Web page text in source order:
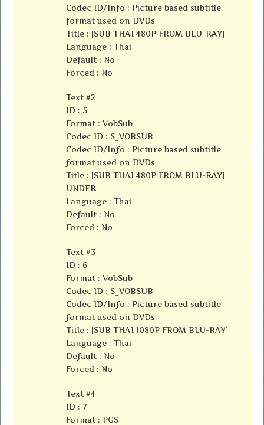
Codec ID/Info : Picture based subtitle
format used on DVDs
Title : [SUB THAI 480P FROM BLU-RAY]
Language : Thai
Default : No
Forced : No
Text #2
ID : 5
Format : VobSub
Codec ID : S_VOBSUB
Codec ID/Info : Picture based subtitle
format used on DVDs
Title : [SUB THAI 480P FROM BLU-RAY]
UNDER
Language : Thai
Default : No
Forced : No
Text #3
ID : 6
Format : VobSub
Codec ID : S_VOBSUB
Codec ID/Info : Picture based subtitle
format used on DVDs
Title : [SUB THAI 1080P FROM BLU-RAY]
Language : Thai
Default : No
Forced : No
Text #4
ID : 7
Format : PGS